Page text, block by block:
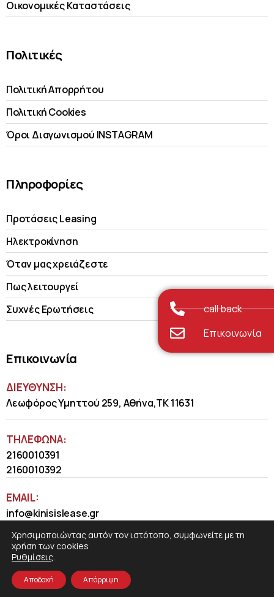
Οικονομικές Kαταστάσεις
Πολιτικές
Πολιτική Απορρήτου
Πολιτική Cookies
Όροι Διαγωνισμού INSTAGRAM
Πληροφορίες
Προτάσεις Leasing
Ηλεκτροκίνηση
Όταν μας χρειάζεστε
Πως λειτουργεί
Συχνές Ερωτήσεις
Επικοινωνία
ΔΙΕΥΘΥΝΣΗ:
Λεωφόρος Υμηττού 259, Αθήνα,ΤΚ 11631
ΤΗΛΈΦΩΝΑ:
2160010391
2160010392
EMAIL:
info@kinisislease.gr
COSMOTE NewSite4U© 2026
call back
Επικοινωνία
Χρησιμοποιώντας αυτόν τον ιστότοπο, συμφωνείτε με τη
χρήση των cookies
Ρυθμίσεις.
Αποδοχή Απόρριψη